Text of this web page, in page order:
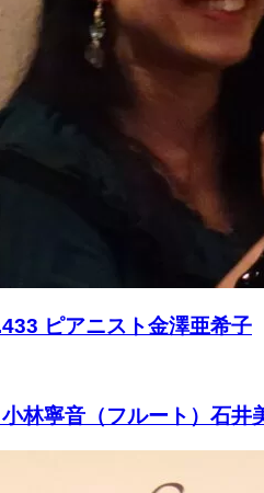
ピアニスト金澤亜希子
林寧音（フルート）石井